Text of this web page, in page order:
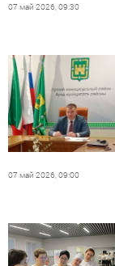
07 май 2026, 09:30
07 май 2026, 09:00